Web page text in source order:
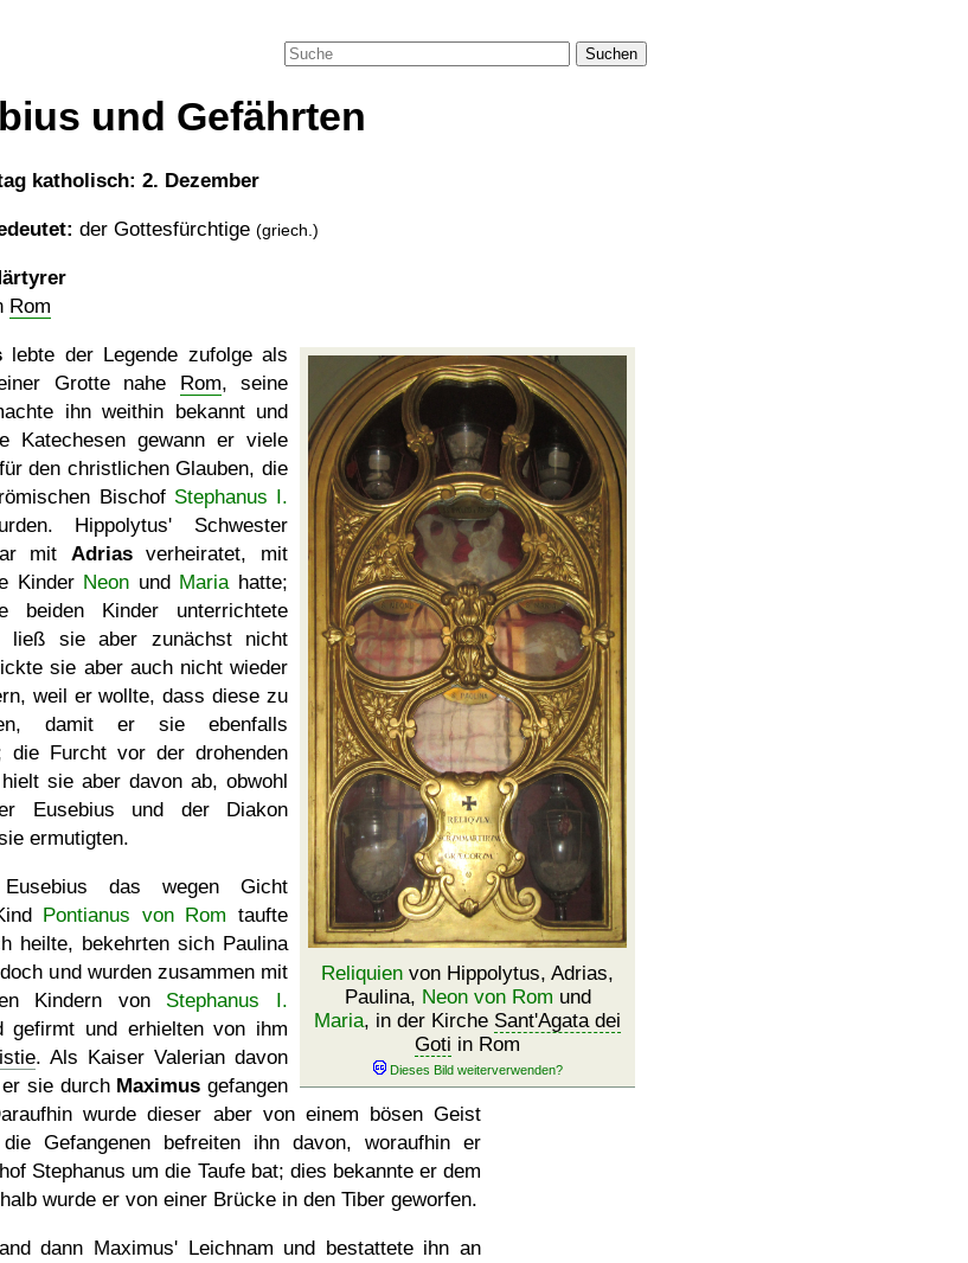
Suchen
und Gefährten
katholisch: 2. Dezember
der Gottesfürchtige (griech.)
Rom
Reliquien von Hippolytus, Adrias,
Paulina, Neon von Rom und
Maria, in der Kirche Sant'Agata dei
Goti in Rom
lebte der Legende zufolge als
Grotte nahe Rom, seine
ihn weithin bekannt und
Katechesen gewann er viele
den christlichen Glauben, die
Bischof Stephanus I.
Hippolytus' Schwester
mit Adriasverheiratet, mit
Kinder Neon und Mariahatte;
beiden Kinder unterrichtete
ließ sie aber zunächst nicht
sie aber auch nicht wieder
weil er wollte, dass diese zu
damit er sie ebenfalls
die Furcht vor der drohenden
sie aber davon ab, obwohl
Eusebius und der Diakon
ermutigten.
Eusebius das wegen Gicht
Pontianus von Rom taufte
heilte, bekehrten sich Paulina
und wurden zusammen mit
Kindern von Stephanus I.
gefirmt und erhielten von ihm
. Als Kaiser Valerian davon
sie durch Maximus gefangen
wurde dieser aber von einem bösen Geist
die Gefangenen befreiten ihn davon, woraufhin er
Stephanus um die Taufe bat; dies bekannte er dem
wurde er von einer Brücke in den Tiber geworfen.
dann Maximus' Leichnam und bestattete ihn an